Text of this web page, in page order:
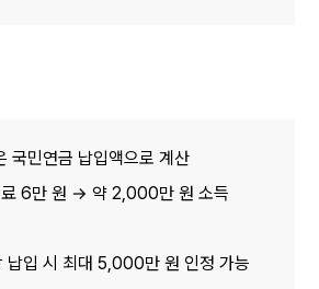
국민연금 납입액으로 계산
료 6만 원 → 약 2,000만 원 소득
납입 시 최대 5,000만 원 인정 가능